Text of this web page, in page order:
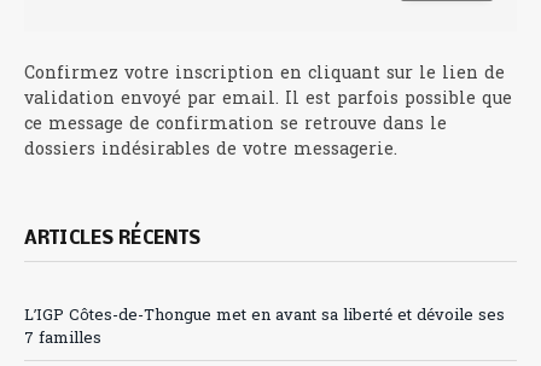
Confirmez votre inscription en cliquant sur le lien de
validation envoyé par email. Il est parfois possible que
ce message de confirmation se retrouve dans le
dossiers indésirables de votre messagerie.
ARTICLES RÉCENTS
L’IGP Côtes-de-Thongue met en avant sa liberté et dévoile ses
7 familles